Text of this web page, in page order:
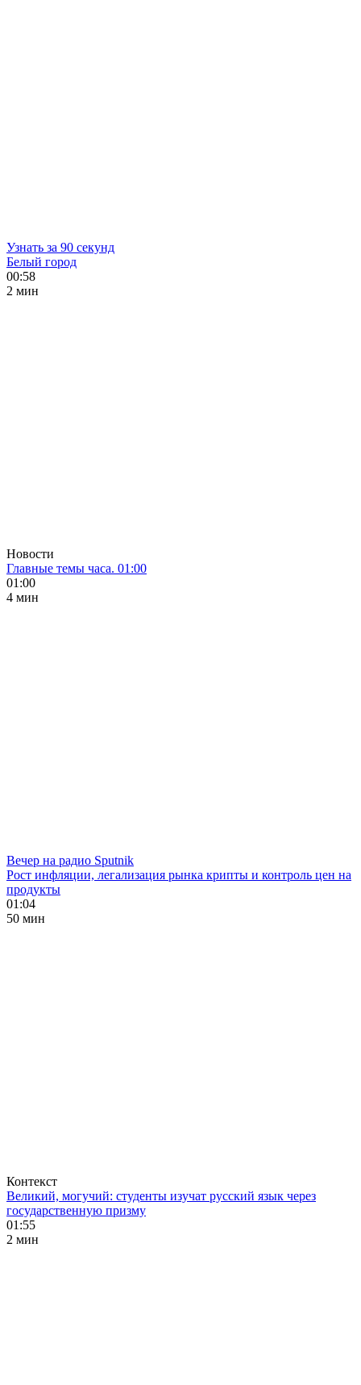
Узнать за 90 секунд
Белый город
00:58
2 мин
Новости
Главные темы часа. 01:00
01:00
4 мин
Вечер на радио Sputnik
Рост инфляции, легализация рынка крипты и контроль цен на
продукты
01:04
50 мин
Контекст
Великий, могучий: студенты изучат русский язык через
государственную призму
01:55
2 мин